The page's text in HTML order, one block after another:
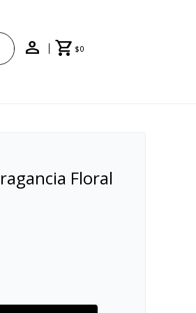
$0
Floral